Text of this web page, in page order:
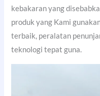
kebakaran yang
produk yang Kami
terbaik, peralatan
teknologi tepat guna.